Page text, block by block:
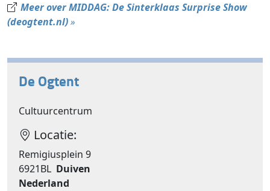
Meer over MIDDAG: De Sinterklaas Surprise Show
(deogtent.nl)»
De Ogtent
Cultuurcentrum
Locatie:
Remigiusplein 9
6921BL Duiven
Nederland